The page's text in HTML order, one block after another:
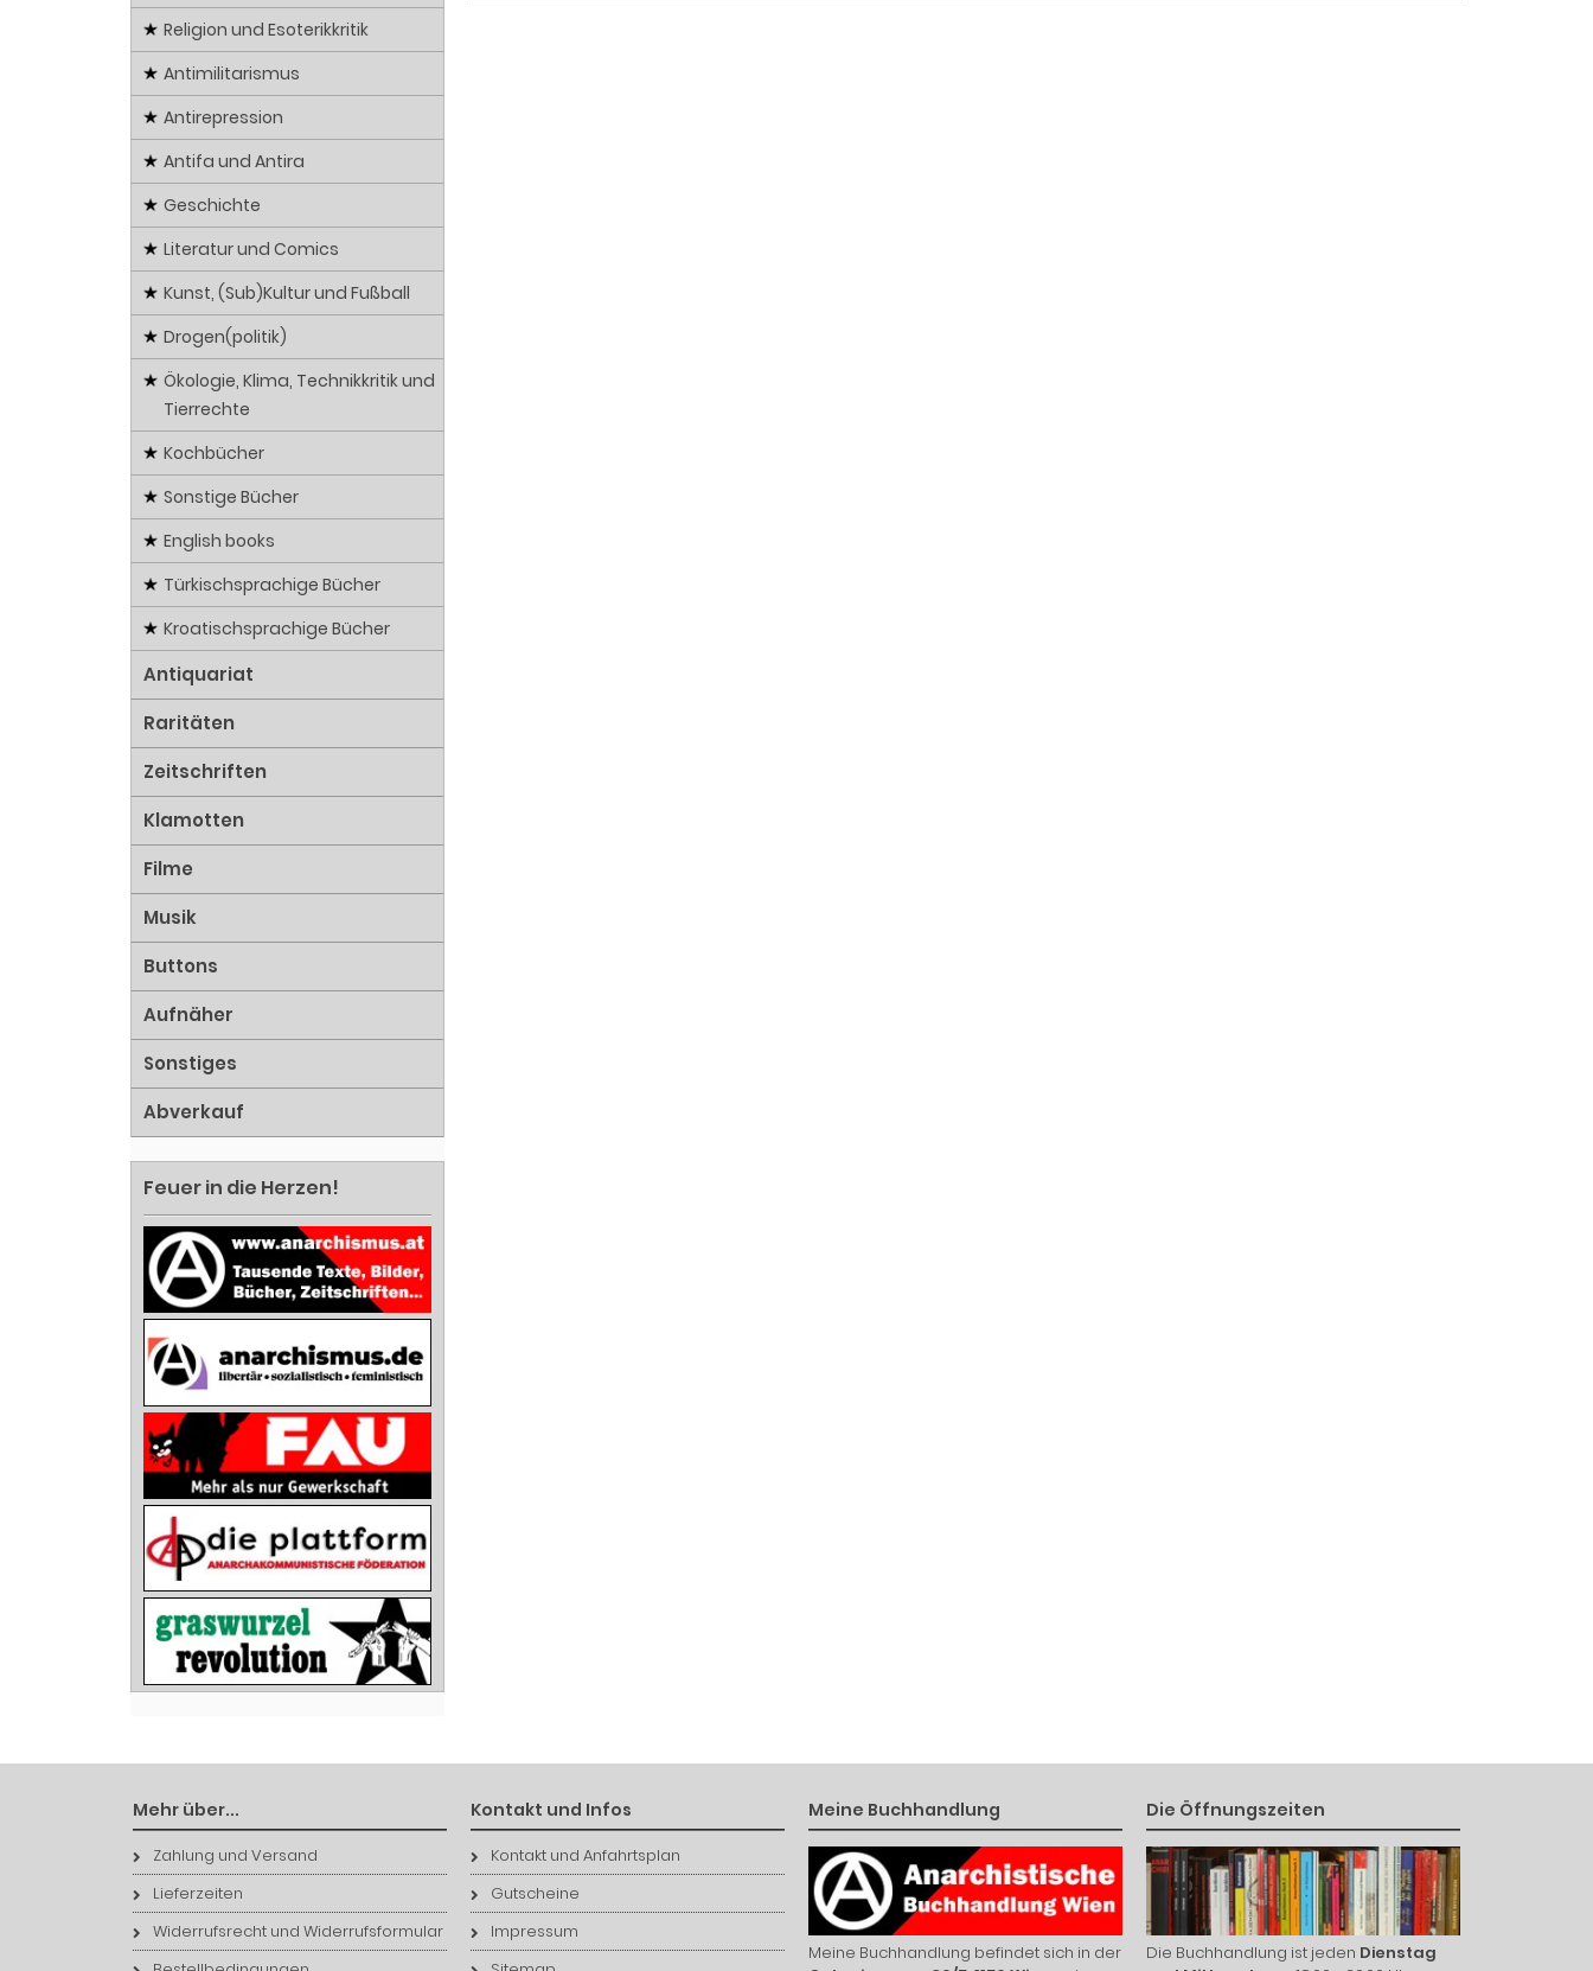
Religion und Esoterikkritik
Antimilitarismus
Antirepression
Antifa und Antira
Geschichte
Literatur und Comics
Kunst, (Sub)Kultur und Fußball
Drogen(politik)
Ökologie, Klima, Technikkritik und
Tierrechte
Kochbücher
Sonstige Bücher
English books
Türkischsprachige Bücher
Kroatischsprachige Bücher
Antiquariat
Raritäten
Zeitschriften
Klamotten
Filme
Musik
Buttons
Aufnäher
Sonstiges
Abverkauf
Feuer in die Herzen!
Mehr über...
Zahlung und Versand
Lieferzeiten
Widerrufsrecht und Widerrufsformular
Kontakt und Infos
Kontakt und Anfahrtsplan
Gutscheine
Impressum
Meine Buchhandlung
Meine Buchhandlung befindet sich in der
Die Öffnungszeiten
Die Buchhandlung ist jeden Dienstag